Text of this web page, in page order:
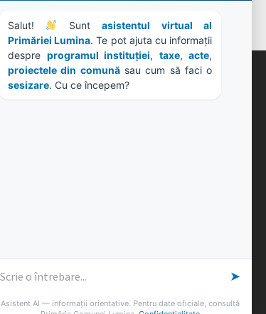
ORE DE LUCRU
Salut! Sunt asistentul virtual al
Primăriei Lumina. Te pot ajuta cu informații
despre programul instituției, taxe, acte
proiectele din comună
sesizare. Cu ce începem?
➤
Asistent AI — informații orientative. Pentru date oficiale, consultă